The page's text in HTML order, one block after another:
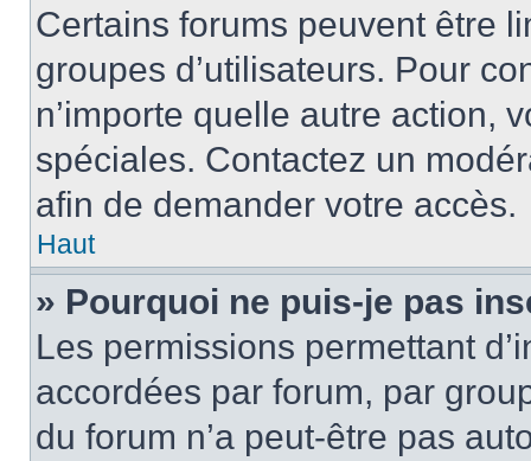
Certains forums peuvent être
groupes d’utilisateurs. Pour
n’importe quelle autre action,
spéciales. Contactez un
afin de demander votre accès.
Haut
» Pourquoi ne puis-je pas
Les permissions permettant
accordées par forum, par
du forum n’a peut-être pas